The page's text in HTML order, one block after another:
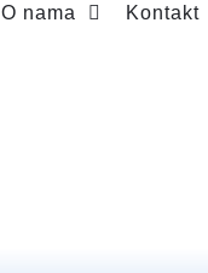
O nama Kontakt